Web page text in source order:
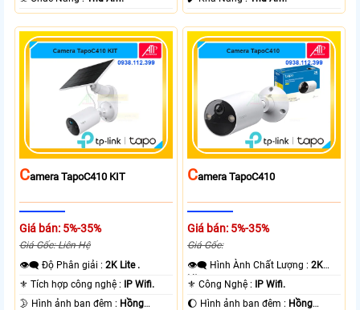
CAmera TapoC410 KIT
Giá bán: 5%-35%
Giá Gốc: Liên Hệ
👁️‍🗨 Độ Phân giải :2K Lite .
⚜️ Tích hợp công nghệ : IP Wifi.
🌛 Hình ảnh ban đêm : Hồng
CAmera TapoC410
Giá bán: 5%-35%
Giá Gốc:
👁️‍🗨 Hình Ành Chất Lượng :2K
Lite .
⚜️ Công Nghệ : IP Wifi.
🌔 Hình ảnh ban đêm : Hồng